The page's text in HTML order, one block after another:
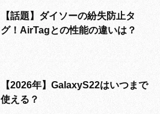
【話題】ダイソーの紛失防止タ
グ！AirTagとの性能の違いは？
【2026年】GalaxyS22はいつまで
使える？